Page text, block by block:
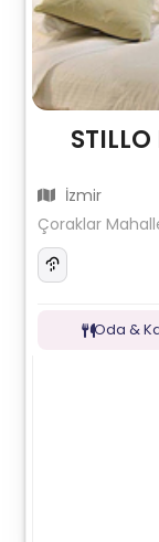
İzmir
Çoraklar
Oda &